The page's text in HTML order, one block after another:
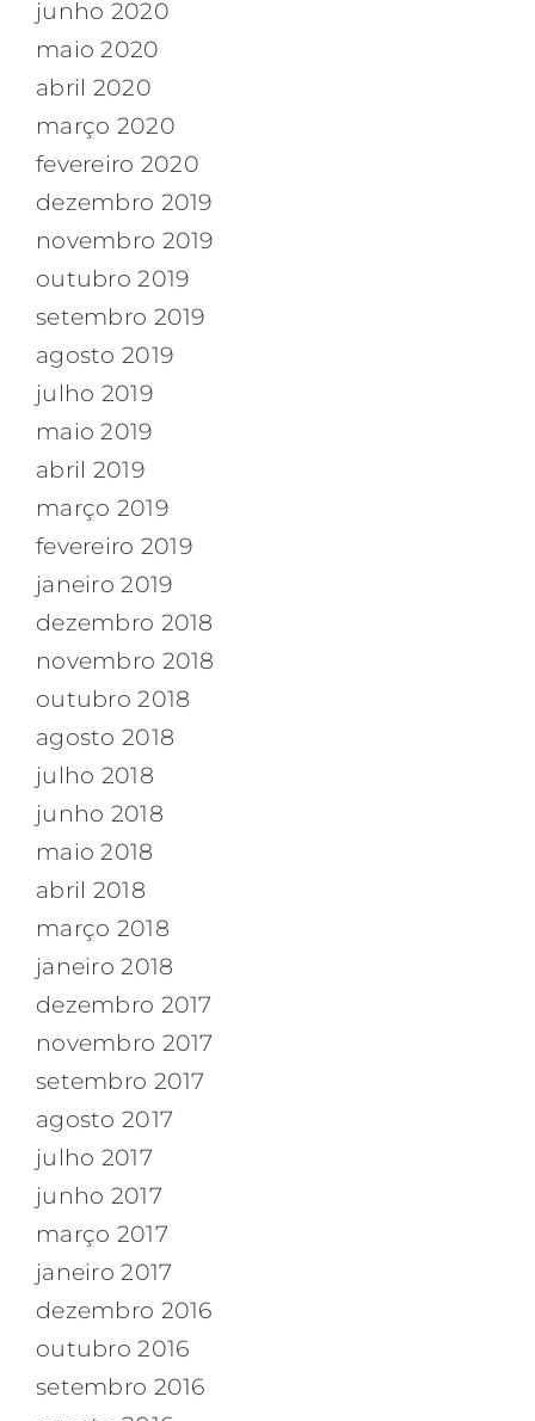
junho 2020
maio 2020
abril 2020
março 2020
fevereiro 2020
dezembro 2019
novembro 2019
outubro 2019
setembro 2019
agosto 2019
julho 2019
maio 2019
abril 2019
março 2019
fevereiro 2019
janeiro 2019
dezembro 2018
novembro 2018
outubro 2018
agosto 2018
julho 2018
junho 2018
maio 2018
abril 2018
março 2018
janeiro 2018
dezembro 2017
novembro 2017
setembro 2017
agosto 2017
julho 2017
junho 2017
março 2017
janeiro 2017
dezembro 2016
outubro 2016
setembro 2016